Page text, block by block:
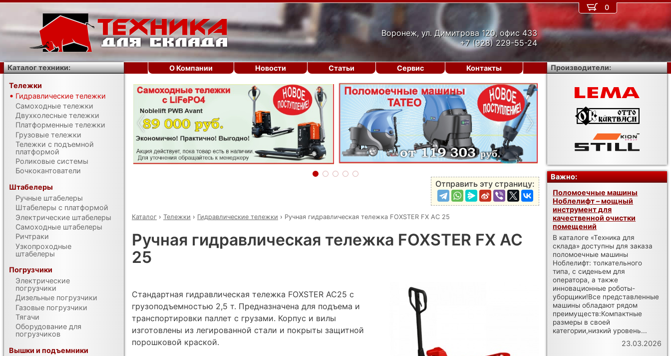
Воронеж, ул. Димитрова 120, офис 433
+7 (928) 229-55-24
‹ ›
Отправить эту страницу:
Каталог › Тележки › Гидравлические тележки › Ручная гидравлическая тележка FOXSTER FX AC 25
Ручная гидравлическая тележка FOXSTER FX AC
25
Стандартная гидравлическая тележка FOXSTER AC25 с
грузоподъемностью 2,5 т. Предназначена для подъема и
транспортировки паллет с грузами. Корпус и вилы
изготовлены из легированной стали и покрыты защитной
порошковой краской.
0
О Компании Новости Статьи Сервис Контакты
Каталог техники:
Тележки
Гидравлические тележки
Самоходные тележки
Двухколесные тележки
Платформенные тележки
Грузовые тележки
Тележки с подъемной
платформой
Роликовые системы
Бочкокантователи
Штабелеры
Ручные штабелеры
Штабелеры с платформой
Электрические штабелеры
Самоходные штабелеры
Ричтраки
Узкопроходные
штабелеры
Погрузчики
Электрические
погрузчики
Дизельные погрузчики
Газовые погрузчики
Тягачи
Оборудование для
погрузчиков
Вышки и подъемники
Производители:
Важно:
Поломоечные машины
Ноблелифт – мощный
инструмент для
качественной очистки
помещений
В каталоге «Техника для
склада» доступны для заказа
поломоечные машины
Ноблелифт: толкательного
типа, с сиденьем для
оператора, а также
инновационные роботы-
уборщики!Все представленные
машины обладают рядом
преимуществ:Компактные
размеры в своей
категории,низкий уровень...
23.03.2026